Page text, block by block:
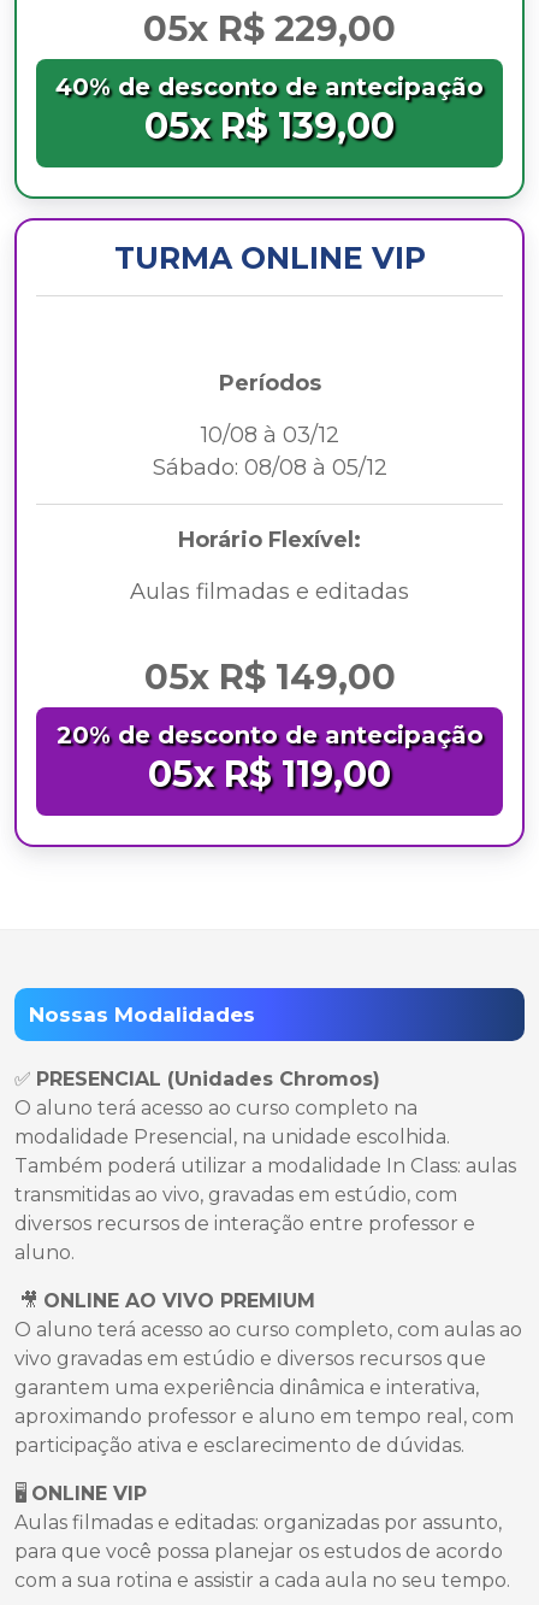
05x R$ 229,00
40% de desconto de antecipação
05x R$ 139,00
TURMA ONLINE VIP
Períodos
10/08 à 03/12
Sábado: 08/08 à 05/12
Horário Flexível:
Aulas filmadas e editadas
05x R$ 149,00
20% de desconto de antecipação
05x R$ 119,00
Nossas Modalidades
✅ PRESENCIAL (Unidades Chromos)
O aluno terá acesso ao curso completo na
modalidade Presencial, na unidade escolhida.
Também poderá utilizar a modalidade In Class: aulas
transmitidas ao vivo, gravadas em estúdio, com
diversos recursos de interação entre professor e
aluno.
🎥 ONLINE AO VIVO PREMIUM
O aluno terá acesso ao curso completo, com aulas ao
vivo gravadas em estúdio e diversos recursos que
garantem uma experiência dinâmica e interativa,
aproximando professor e aluno em tempo real, com
participação ativa e esclarecimento de dúvidas.
🖥️ ONLINE VIP
Aulas filmadas e editadas: organizadas por assunto,
para que você possa planejar os estudos de acordo
com a sua rotina e assistir a cada aula no seu tempo.